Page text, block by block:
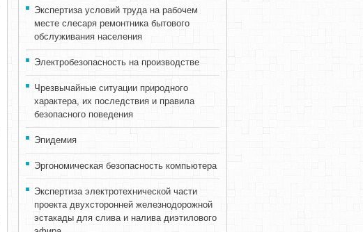
Экспертиза условий труда на рабочем
месте слесаря ремонтника бытового
обслуживания населения
Электробезопасность на производстве
Чрезвычайные ситуации природного
характера, их последствия и правила
безопасного поведения
Эпидемия
Эргономическая безопасность компьютера
Экспертиза электротехнической части
проекта двухсторонней железнодорожной
эстакады для слива и налива диэтилового